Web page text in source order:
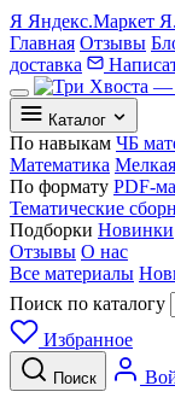
Я Яндекс.Маркет
Главная Отзывы
доставка
Каталог
По навыкам ЧБ
Математика
По формату PDF-
Тематические
Подборки Новинки
Отзывы О нас
Все материалы
Поиск по каталогу
Избранное
Поиск